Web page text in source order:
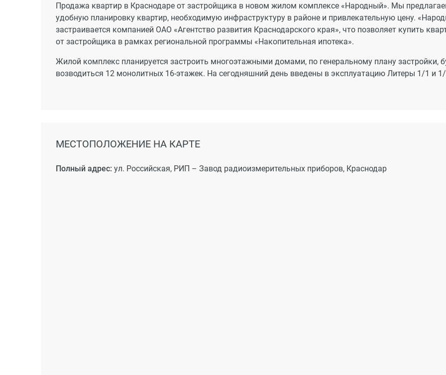
Продажа квартир в Краснодаре от застройщика в новом жилом комплексе «Народный». Мы
удобную планировку квартир, необходимую инфраструктуру в районе и привлекательную цену.
застраивается компанией ОАО «Агентство развития Краснодарского края», что позволяет купить
от застройщика в рамках региональной программы «Накопительная ипотека».
Жилой комплекс планируется застроить многоэтажными домами, по генеральному плану застройки,
возводиться 12 монолитных 16-этажек. На сегодняшний день введены в эксплуатацию Литеры 1/1 и
МЕСТОПОЛОЖЕНИЕ НА КАРТЕ
Полный адрес: ул. Российская, РИП – Завод радиоизмерительных приборов, Краснодар